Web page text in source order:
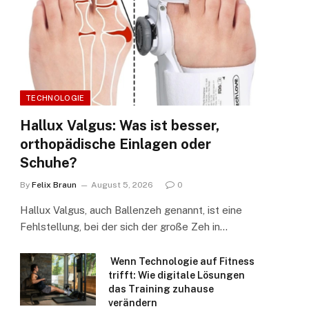
TECHNOLOGIE
Hallux Valgus: Was ist besser,
orthopädische Einlagen oder
Schuhe?
By Felix Braun August 5, 2026 0
Hallux Valgus, auch Ballenzeh genannt, ist eine
Fehlstellung, bei der sich der große Zeh in…
Wenn Technologie auf Fitness
trifft: Wie digitale Lösungen
das Training zuhause
verändern